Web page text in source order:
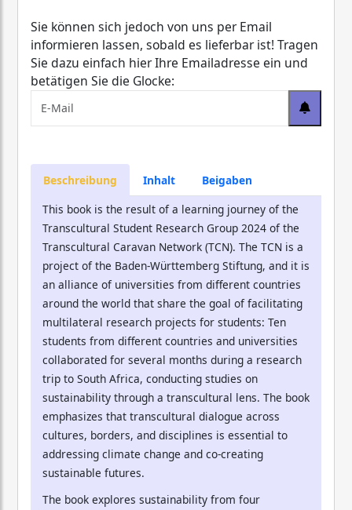
Sie können sich jedoch von uns per Email
informieren lassen, sobald es lieferbar ist! Tragen
Sie dazu einfach hier Ihre Emailadresse ein und
betätigen Sie die Glocke:
Beschreibung Inhalt
Beigaben
This book is the result of a learning journey of the
Transcultural Student Research Group 2024 of the
Transcultural Caravan Network (TCN). The TCN is a
project of the Baden-Württemberg Stiftung, and it is
an alliance of universities from different countries
around the world that share the goal of facilitating
multilateral research projects for students: Ten
students from different countries and universities
collaborated for several months during a research
trip to South Africa, conducting studies on
sustainability through a transcultural lens. The book
emphasizes that transcultural dialogue across
cultures, borders, and disciplines is essential to
addressing climate change and co-creating
sustainable futures.
The book explores sustainability from four